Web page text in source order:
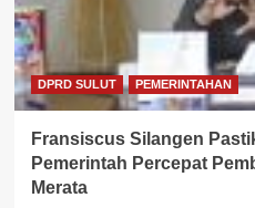
DPRD SULUT PEMERINTAHAN
Fransiscus Silangen
Pemerintah Percepat
Merata